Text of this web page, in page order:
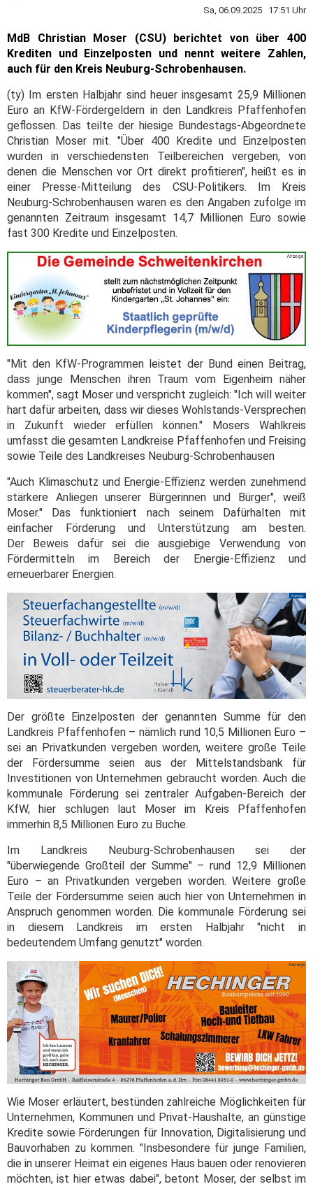
Sa, 06.09.2025 17:51 Uhr
MdB Christian Moser (CSU) berichtet von über 400
Krediten und Einzelposten und nennt weitere Zahlen,
auch für den Kreis Neuburg-Schrobenhausen.
(ty) Im ersten Halbjahr sind heuer insgesamt 25,9 Millionen
Euro an KfW-Fördergeldern in den Landkreis Pfaffenhofen
geflossen. Das teilte der hiesige Bundestags-Abgeordnete
Christian Moser mit. "Über 400 Kredite und Einzelposten
wurden in verschiedensten Teilbereichen vergeben, von
denen die Menschen vor Ort direkt profitieren", heißt es in
einer Presse-Mitteilung des CSU-Politikers. Im Kreis
Neuburg-Schrobenhausen waren es den Angaben zufolge im
genannten Zeitraum insgesamt 14,7 Millionen Euro sowie
fast 300 Kredite und Einzelposten.
"Mit den KfW-Programmen leistet der Bund einen Beitrag,
dass junge Menschen ihren Traum vom Eigenheim näher
kommen", sagt Moser und verspricht zugleich: "Ich will weiter
hart dafür arbeiten, dass wir dieses Wohlstands-Versprechen
in Zukunft wieder erfüllen können." Mosers Wahlkreis
umfasst die gesamten Landkreise Pfaffenhofen und Freising
sowie Teile des Landkreises Neuburg-Schrobenhausen
"Auch Klimaschutz und Energie-Effizienz werden zunehmend
stärkere Anliegen unserer Bürgerinnen und Bürger", weiß
Moser." Das funktioniert nach seinem Dafürhalten mit
einfacher Förderung und Unterstützung am besten.
Der Beweis dafür sei die ausgiebige Verwendung von
Fördermitteln im Bereich der Energie-Effizienz und
erneuerbarer Energien.
Der größte Einzelposten der genannten Summe für den
Landkreis Pfaffenhofen – nämlich rund 10,5 Millionen Euro –
sei an Privatkunden vergeben worden, weitere große Teile
der Fördersumme seien aus der Mittelstandsbank für
Investitionen von Unternehmen gebraucht worden. Auch die
kommunale Förderung sei zentraler Aufgaben-Bereich der
KfW, hier schlugen laut Moser im Kreis Pfaffenhofen
immerhin 8,5 Millionen Euro zu Buche.
Im Landkreis Neuburg-Schrobenhausen sei der
"überwiegende Großteil der Summe" – rund 12,9 Millionen
Euro – an Privatkunden vergeben worden. Weitere große
Teile der Fördersumme seien auch hier von Unternehmen in
Anspruch genommen worden. Die kommunale Förderung sei
in diesem Landkreis im ersten Halbjahr "nicht in
bedeutendem Umfang genutzt" worden.
Wie Moser erläutert, bestünden zahlreiche Möglichkeiten für
Unternehmen, Kommunen und Privat-Haushalte, an günstige
Kredite sowie Förderungen für Innovation, Digitalisierung und
Bauvorhaben zu kommen. "Insbesondere für junge Familien,
die in unserer Heimat ein eigenes Haus bauen oder renovieren
möchten, ist hier etwas dabei", betont Moser, der selbst im